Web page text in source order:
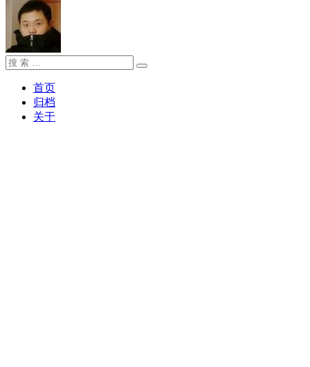
搜
搜
首页
归档
关于